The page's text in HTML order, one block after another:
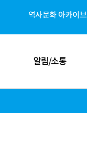
역사문화 아카이브
알림/소통